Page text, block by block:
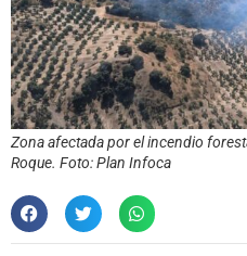
Zona afectada por el incendio
Roque. Foto: Plan Infoca